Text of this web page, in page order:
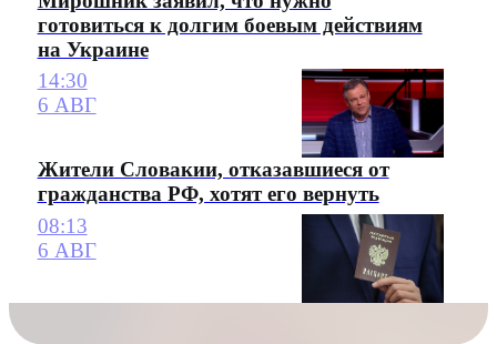
готовиться к долгим боевым действиям
на Украине
14:30
6 АВГ
Жители Словакии, отказавшиеся от
гражданства РФ, хотят его вернуть
08:13
6 АВГ